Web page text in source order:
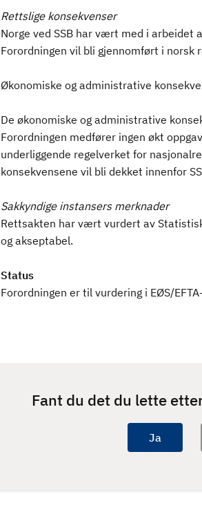
Rettslige konsekvenser
Norge ved SSB har vært med i arbeidet
Forordningen vil bli gjennomført i
Økonomiske og administrative
De økonomiske og administrative
Forordningen medfører ingen økt
underliggende regelverket for
konsekvensene vil bli dekket innenfor
Sakkyndige instansers merknader
Rettsakten har vært vurdert av
og akseptabel.
Status
Forordningen er til vurdering i EØS/
Fant du det du lette